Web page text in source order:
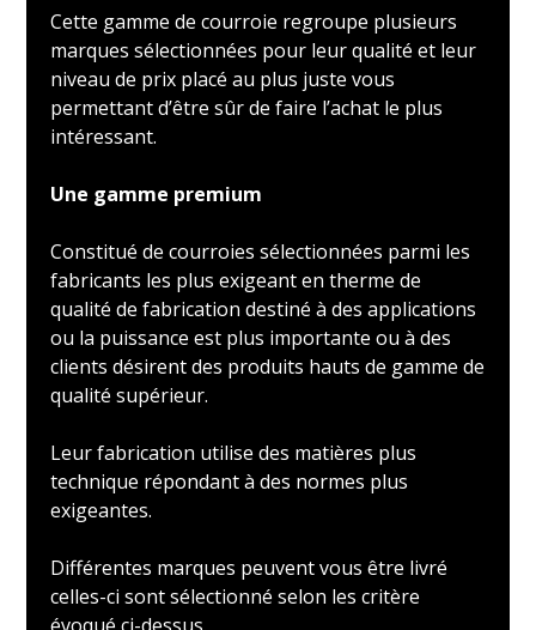
Cette gamme de courroie regroupe plusieurs
marques sélectionnées pour leur qualité et leur
niveau de prix placé au plus juste vous
permettant d’être sûr de faire l’achat le plus
intéressant.
Une gamme premium
Constitué de courroies sélectionnées parmi les
fabricants les plus exigeant en therme de
qualité de fabrication destiné à des applications
ou la puissance est plus importante ou à des
clients désirent des produits hauts de gamme de
qualité supérieur.
Leur fabrication utilise des matières plus
technique répondant à des normes plus
exigeantes.
Différentes marques peuvent vous être livré
celles-ci sont sélectionné selon les critère